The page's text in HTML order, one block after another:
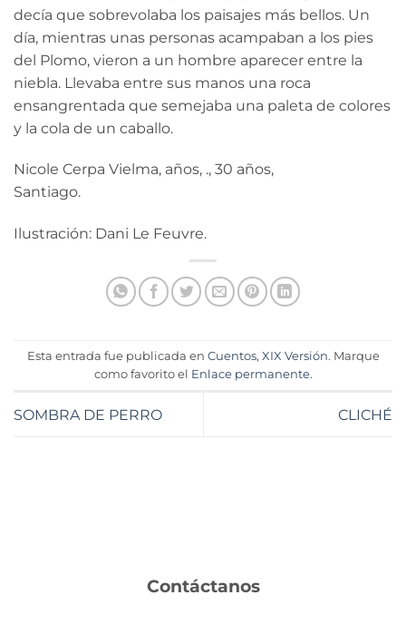
decía que sobrevolaba los paisajes más bellos. Un
día, mientras unas personas acampaban a los pies
del Plomo, vieron a un hombre aparecer entre la
niebla. Llevaba entre sus manos una roca
ensangrentada que semejaba una paleta de colores
y la cola de un caballo.
Nicole Cerpa Vielma, años, ., 30 años,
Santiago.
Ilustración: Dani Le Feuvre.
Esta entrada fue publicada en Cuentos, XIX Versión. Marque
como favorito el Enlace permanente.
SOMBRA DE PERRO CLICHÉ
Contáctanos